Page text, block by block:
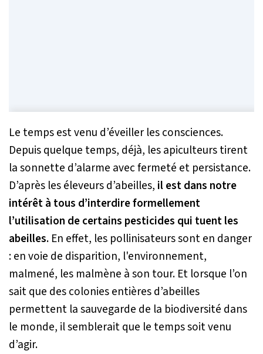
Le temps est venu d’éveiller les consciences.
Depuis quelque temps, déjà, les apiculteurs tirent
la sonnette d’alarme avec fermeté et persistance.
D’après les éleveurs d’abeilles, il est dans notre
intérêt à tous d’interdire formellement
l’utilisation de certains pesticides qui tuent les
abeilles. En effet, les pollinisateurs sont en danger
: en voie de disparition, l'environnement,
malmené, les malmène à son tour. Et lorsque l’on
sait que des colonies entières d’abeilles
permettent la sauvegarde de la biodiversité dans
le monde, il semblerait que le temps soit venu
d’agir.